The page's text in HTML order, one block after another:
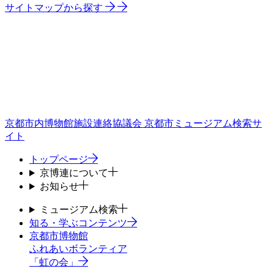
サイトマップから探す
京都市内博物館施設連絡協議会 京都市ミュージアム検索サ
イト
トップページ
京博連について
お知らせ
ミュージアム検索
知る・学ぶコンテンツ
京都市博物館
ふれあいボランティア
「虹の会」